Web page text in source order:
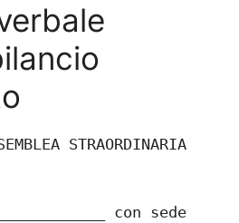
STRAORDINARIA
con sede